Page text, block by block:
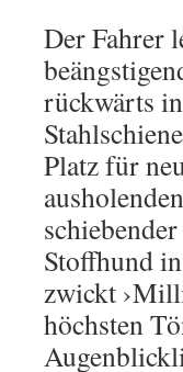
Der Fahrer
rückwärts
Platz für
Stoffhund
zwickt
höchsten